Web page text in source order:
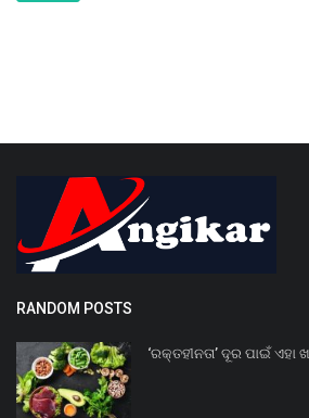
RANDOM POSTS
‘ରକ୍ତହୀନତା’ ଦୂର ପାଇଁ ଏହା